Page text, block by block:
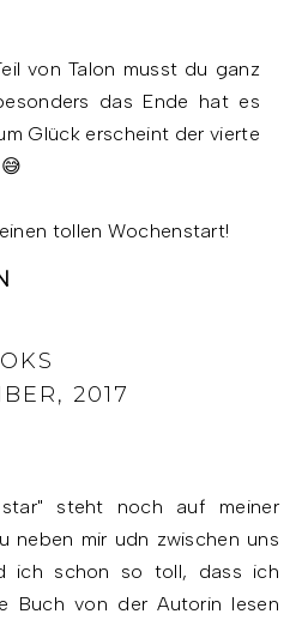
von Talon musst du ganz
das Ende hat es
Glück erscheint der vierte
tollen Wochenstart!
2017
steht noch auf meiner
neben mir udn zwischen uns
ich schon so toll, dass ich
Buch von der Autorin lesen